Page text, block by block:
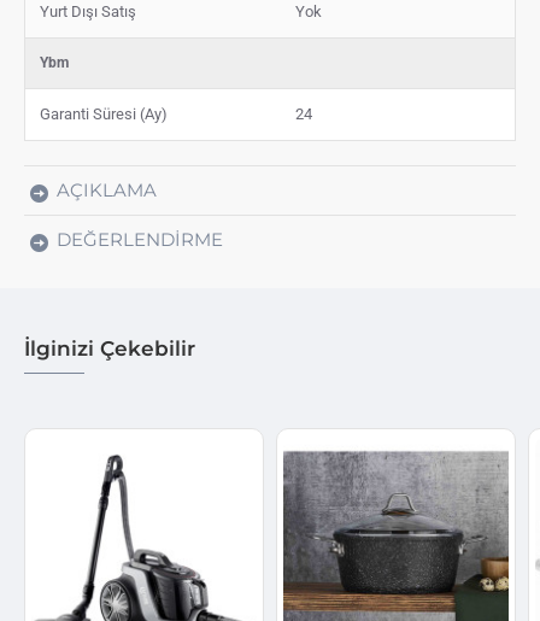
Yurt Dışı Satış Yok
Ybm
Garanti Süresi (Ay) 24
AÇIKLAMA
DEĞERLENDIRME
İlginizi Çekebilir